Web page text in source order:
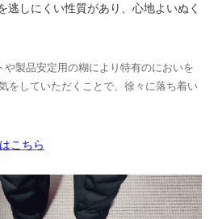
逃しにくい性質があり、心地よいぬく
製品安定用の糊により特有のにおいを
をしていただくことで、徐々に落ち着い
こちら